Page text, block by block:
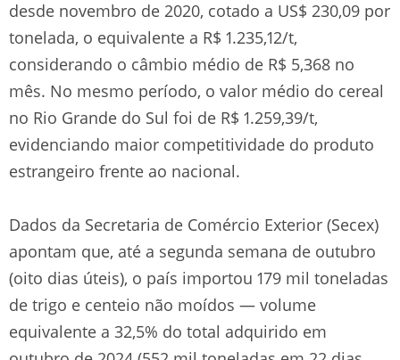
desde novembro de 2020, cotado a US$ 230,09 por
tonelada, o equivalente a R$ 1.235,12/t,
considerando o câmbio médio de R$ 5,368 no
mês. No mesmo período, o valor médio do cereal
no Rio Grande do Sul foi de R$ 1.259,39/t,
evidenciando maior competitividade do produto
estrangeiro frente ao nacional.
Dados da Secretaria de Comércio Exterior (Secex)
apontam que, até a segunda semana de outubro
(oito dias úteis), o país importou 179 mil toneladas
de trigo e centeio não moídos — volume
equivalente a 32,5% do total adquirido em